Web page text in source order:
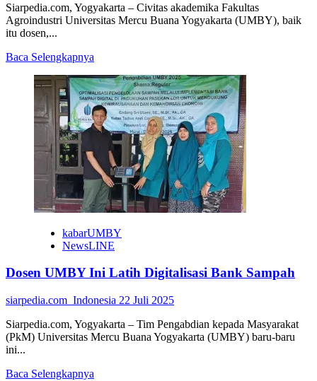
Siarpedia.com, Yogyakarta – Civitas akademika Fakultas
Agroindustri Universitas Mercu Buana Yogyakarta (UMBY), baik
itu dosen,...
Baca Selengkapnya
about
Civitas
Fakultas
Agroindustri
UMBY
Bersih
Pantai
Parangtritis
kabarUMBY
NewsLINE
Dosen UMBY Ini Latih Digitalisasi Bank Sampah
siarpedia.com_Indonesia 22 Juli 2025
Siarpedia.com, Yogyakarta – Tim Pengabdian kepada Masyarakat
(PkM) Universitas Mercu Buana Yogyakarta (UMBY) baru-baru
ini...
Baca Selengkapnya